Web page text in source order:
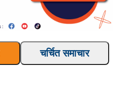
चर्चित समाचार